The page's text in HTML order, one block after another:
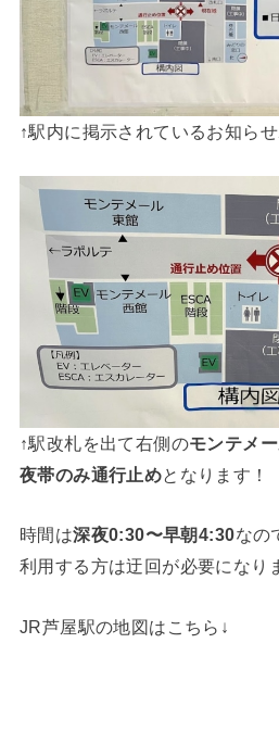
↑駅内に掲示されているお知ら
↑駅改札を出て右側のモンテメ
夜帯のみ通行止めとなります！
時間は深夜0:30〜早朝4:30なの
利用する方は迂回が必要になり
JR芦屋駅の地図はこちら↓